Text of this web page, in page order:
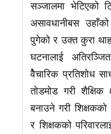
सञ्जालमा भेटिएको
असावधानीबस
पुगेको र उक्त कुरा
घटनालाई
वैेचारिक प्रतिशोध
तोडमोड गरी
बनाउने गरी शिक्षकको
र शिक्षकको